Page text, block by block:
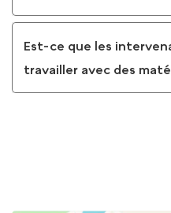
Est-ce que les
travailler avec des